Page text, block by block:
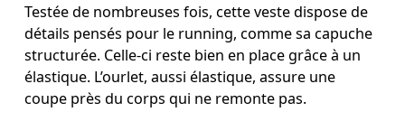
Testée de nombreuses fois, cette veste dispose de
détails pensés pour le running, comme sa capuche
structurée. Celle-ci reste bien en place grâce à un
élastique. L’ourlet, aussi élastique, assure une
coupe près du corps qui ne remonte pas.